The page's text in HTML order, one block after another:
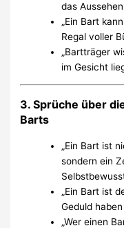
das
„Ein Bart
Regal voller
„Bartträger
im Gesicht
3. Sprüche über
Barts
„Ein Bart ist
sondern ein
„Ein Bart ist
Geduld
„Wer einen